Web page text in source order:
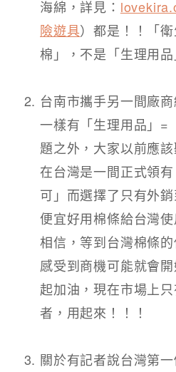
海綿，詳見：
險遊具）都是！！「
棉」，不是「生理用品
台南市攜手另一間廠
一樣有「生理用品」=
題之外，大家以前應
在台灣是一間正式領
可」而選擇了只有外
便宜好用棉條給台灣
相信，等到台灣棉條
感受到商機可能就會
起加油，現在市場上
者，用起來！！！​
關於有記者說台灣第